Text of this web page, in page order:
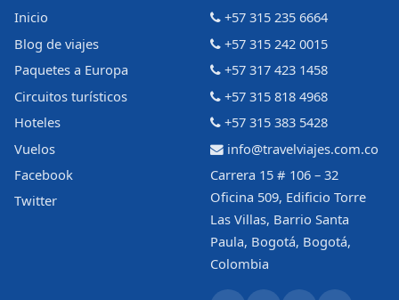
Inicio
Blog de viajes
Paquetes a Europa
Circuitos turísticos
Hoteles
Vuelos
Facebook
Twitter
+57 315 235 6664
+57 315 242 0015
+57 317 423 1458
+57 315 818 4968
+57 315 383 5428
info@travelviajes.com.co
Carrera 15 # 106 – 32
Oficina 509, Edificio Torre
Las Villas, Barrio Santa
Paula, Bogotá, Bogotá,
Colombia